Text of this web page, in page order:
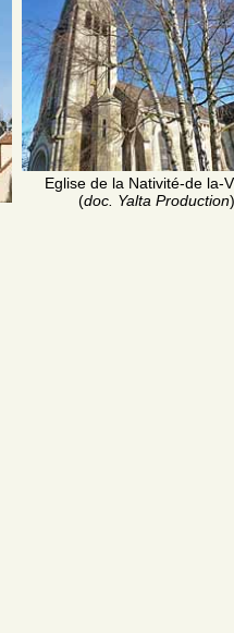
Eglise de la Nativité-de la-
(doc. Yalta Production)